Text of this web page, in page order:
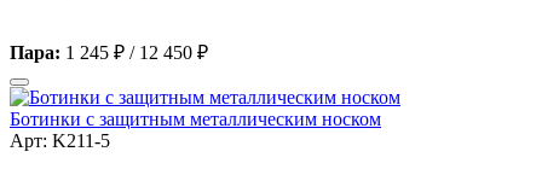
Пара: 1 245 ₽ / 12 450 ₽
Ботинки с защитным металлическим носком
Арт: K211-5